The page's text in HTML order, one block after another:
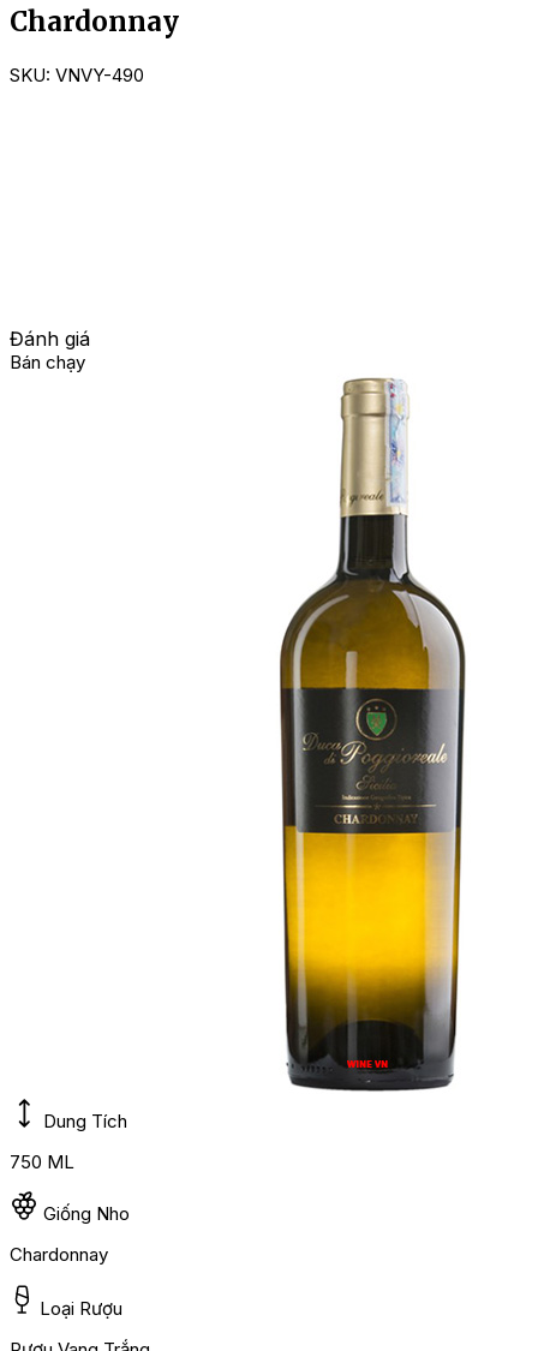
Chardonnay
SKU: VNVY-490
Đánh giá
Bán chạy
Dung Tích
750 ML
Giống Nho
Chardonnay
Loại Rượu